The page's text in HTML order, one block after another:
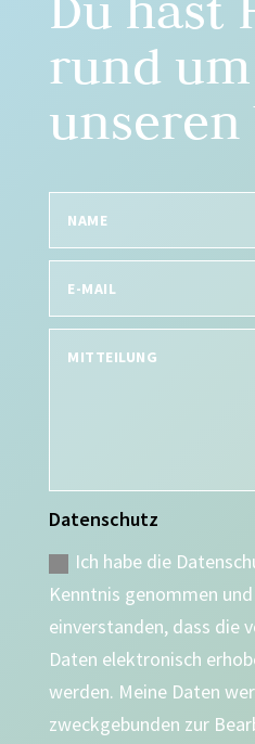
rund um
unseren
Datenschutz
Ich habe die
Kenntnis genommen
einverstanden, dass die
Daten elektronisch
werden. Meine Daten
zweckgebunden zur